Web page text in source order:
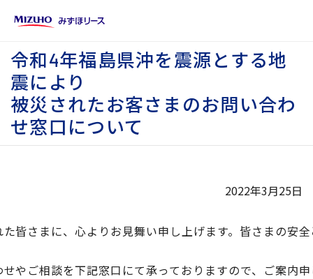
令和4年福島県沖を震源とする地
震により
被災されたお客さまのお問い合わ
せ窓口について
2022年3月25日
皆さまに、心よりお見舞い申し上げます。皆さまの安
やご相談を下記窓口にて承っておりますので、ご案内